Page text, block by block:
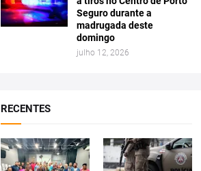
Seguro durante a
madrugada deste
domingo
julho 12, 2026
RECENTES